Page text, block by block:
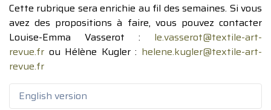
Cette rubrique sera enrichie au fil des semaines. Si vous
avez des propositions à faire, vous pouvez contacter
Louise-Emma Vasserot : le.vasserot@textile-art-
revue.fr ou Hélène Kugler : helene.kugler@textile-art-
revue.fr
English version